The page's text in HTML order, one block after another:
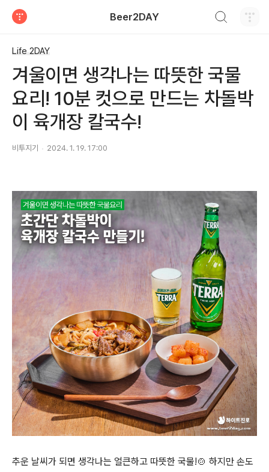
Beer2DAY
Life 2DAY
겨울이면 생각나는 따뜻한 국물
요리! 10분 컷으로 만드는 차돌박
이 육개장 칼국수!
비투지기 2024. 1. 19. 17:00
추운 날씨가 되면 생각나는 얼큰하고 따뜻한 국물!🍲 하지만 손도